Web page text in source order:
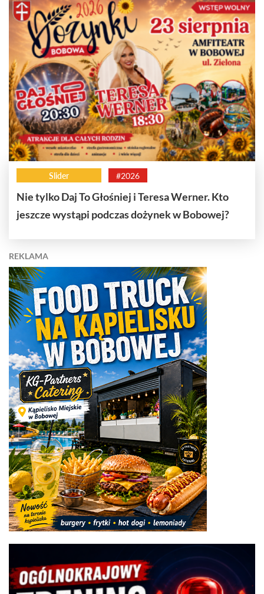
Slider #2026
Nie tylko Daj To Głośniej i Teresa Werner. Kto
jeszcze wystąpi podczas dożynek w Bobowej?
REKLAMA